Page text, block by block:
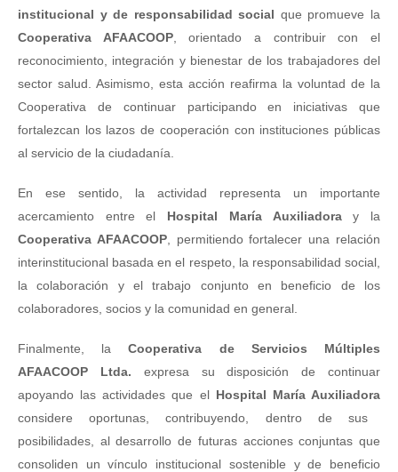
institucional y de responsabilidad social que promueve la
Cooperativa AFAACOOP, orientado a contribuir con el
reconocimiento, integración y bienestar de los trabajadores del
sector salud. Asimismo, esta acción reafirma la voluntad de la
Cooperativa de continuar participando en iniciativas que
fortalezcan los lazos de cooperación con instituciones públicas
al servicio de la ciudadanía.
En ese sentido, la actividad representa un importante
acercamiento entre el Hospital María Auxiliadoray la
Cooperativa AFAACOOP, permitiendo fortalecer una relación
interinstitucional basada en el respeto, la responsabilidad social,
la colaboración y el trabajo conjunto en beneficio de los
colaboradores, socios y la comunidad en general.
Finalmente, laCooperativa de Servicios Múltiples
AFAACOOP Ltda. expresa su disposición de continuar
apoyando las actividades que el Hospital María Auxiliadora
considere oportunas, contribuyendo, dentro de sus
posibilidades, al desarrollo de futuras acciones conjuntas que
consoliden un vínculo institucional sostenible y de beneficio